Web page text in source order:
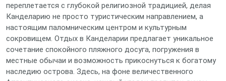
переплетается с глубокой религиозной традицией, делая
Канделарию не просто туристическим направлением, а
настоящим паломническим центром и культурным
сокровищем. Отдых в Канделарии предлагает уникальное
сочетание спокойного пляжного досуга, погружения в
местные обычаи и возможность прикоснуться к богатому
наследию острова. Здесь, на фоне величественного